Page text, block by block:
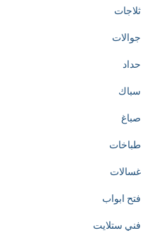
ثلاجات
جوالات
حداد
سباك
صباغ
طباخات
غسالات
فتح ابواب
فني ستلايت